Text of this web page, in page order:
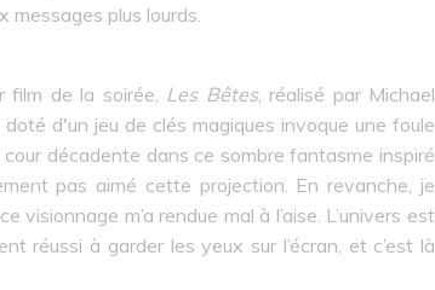
messages plus lourds.
film de la soirée, Les Bêtes, réalisé par Michael
d'un jeu de clés magiques invoque une foule
décadente dans ce sombre fantasme inspiré
pas aimé cette projection. En revanche, je
m’a rendue mal à l’aise. L’univers est
réussi à garder les yeux sur l’écran, et c’est là